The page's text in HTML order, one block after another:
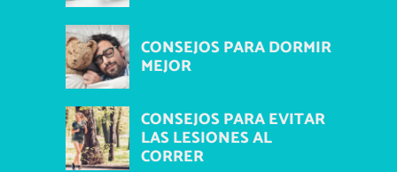
CONSEJOS PARA DORMIR
MEJOR
CONSEJOS PARA EVITAR
LAS LESIONES AL
CORRER